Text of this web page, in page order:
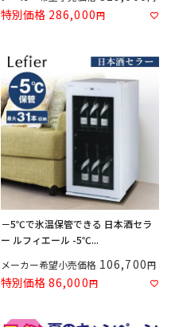
特別価格 286,000
－5℃で氷温保管できる 日本酒セラ
ー ルフィエール -5℃...
メーカー希望小売価格 106,700
特別価格 86,000